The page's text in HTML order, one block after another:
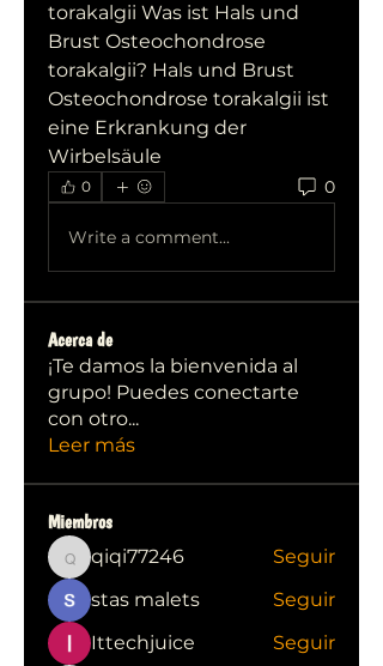
torakalgii Was ist Hals und
Brust Osteochondrose
torakalgii? Hals und Brust
Osteochondrose torakalgii ist
eine Erkrankung der
Wirbelsäule
0 0
Write a comment...
Acerca de
¡Te damos la bienvenida al
grupo! Puedes conectarte
con otro...
Leer más
Miembros
qiqi77246
qiqi77246
Seguir
stas malets
Seguir
Ittechjuice
Seguir